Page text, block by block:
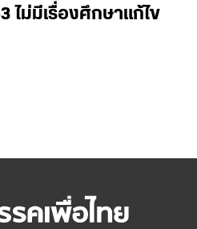
ไม่มีเรื่องศึกษาแก้ไข